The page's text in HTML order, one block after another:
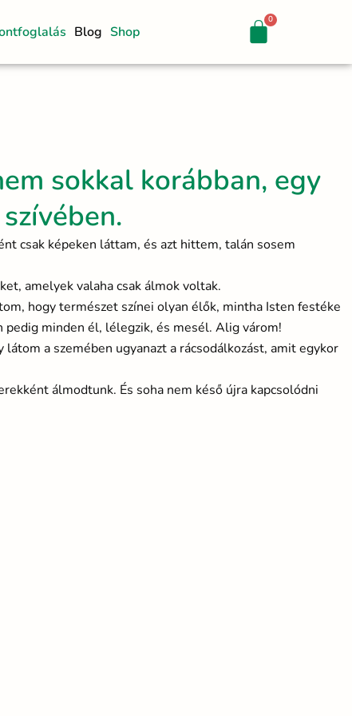
Blog Shop
sokkal korábban, egy
csak képeken láttam, és azt hittem, talán sosem
amelyek valaha csak álmok voltak.
hogy természet színei olyan élők, mintha Isten festéke
minden él, lélegzik, és mesél. Alig várom!
a szemében ugyanazt a rácsodálkozást, amit egykor
álmodtunk. És soha nem késő újra kapcsolódni